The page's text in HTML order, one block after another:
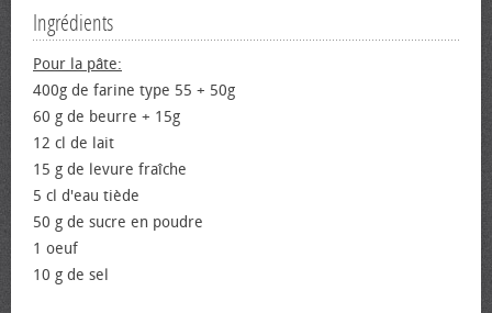
Ingrédients
Pour la pâte:
400g de farine type 55 + 50g
60 g de beurre + 15g
12 cl de lait
15 g de levure fraîche
5 cl d'eau tiède
50 g de sucre en poudre
1 œuf
10 g de sel